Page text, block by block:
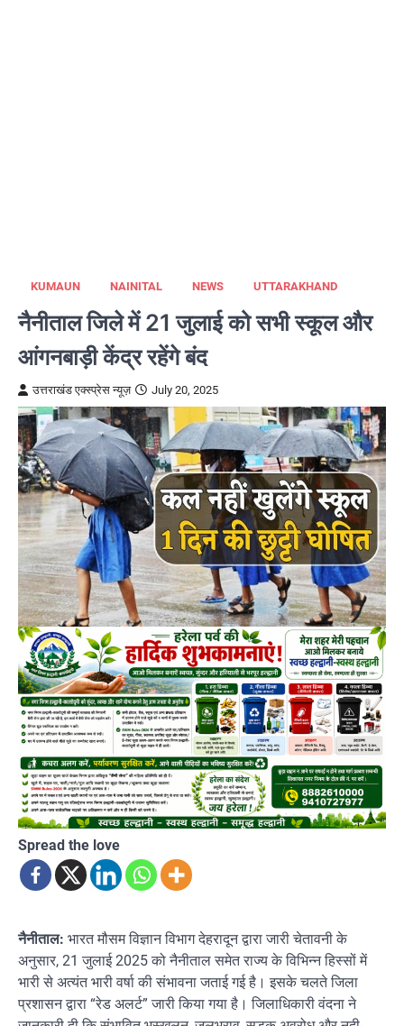
KUMAUN NAINITAL NEWS UTTARAKHAND
नैनीताल जिले में 21 जुलाई को सभी स्कूल और
आंगनबाड़ी केंद्र रहेंगे बंद
उत्तराखंड एक्स्प्रेस न्यूज़ July 20, 2025
Spread the love
नैनीताल: भारत मौसम विज्ञान विभाग देहरादून द्वारा जारी चेतावनी के
अनुसार, 21 जुलाई 2025 को नैनीताल समेत राज्य के विभिन्न हिस्सों में
भारी से अत्यंत भारी वर्षा की संभावना जताई गई है। इसके चलते जिला
प्रशासन द्वारा “रेड अलर्ट” जारी किया गया है। जिलाधिकारी वंदना ने